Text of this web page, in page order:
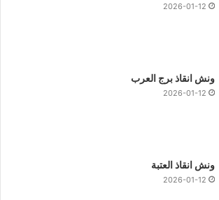
2026-01-12
ونش انقاذ برج العرب
2026-01-12
ونش انقاذ العتبة
2026-01-12